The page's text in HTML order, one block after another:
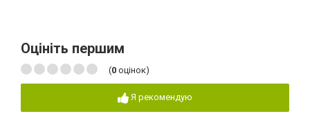
Оцініть першим
(0 оцінок)
Я рекомендую